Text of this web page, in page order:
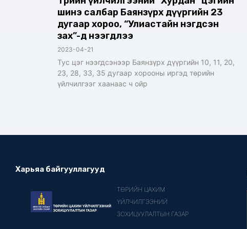
шинэ салбар Баянзүрх дүүргийн 23
дугаар хороо, “Улиастайн нэгдсэн
зах”-д нээгдлээ
2023-04-21
Тус цэг нээгдсэнээр Баянзүрх дүүргийн 10, 11, 20,
23, 28, 33, 35 дугаар хорооны иргэд төрийн
үйлчилгээг хаанаас ч ойр
Харьяа байгууллагууд
ТӨРИЙН ЦАХИМ
ҮЙЛЧИЛГЭЭНИЙ
ЗОХИЦУУЛАЛТЫН ГАЗАР